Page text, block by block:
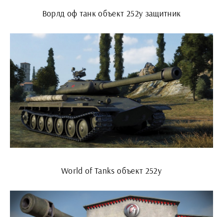
Ворлд оф танк объект 252у защитник
World of Tanks объект 252у